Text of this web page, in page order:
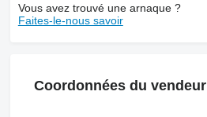
Vous avez trouvé une arnaque ?
Faites-le-nous savoir
Coordonnées du vendeur